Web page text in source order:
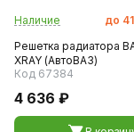
Наличие до
Решетка радиатора
XRAY (АвтоВАЗ)
Код 67384
4 636 ₽